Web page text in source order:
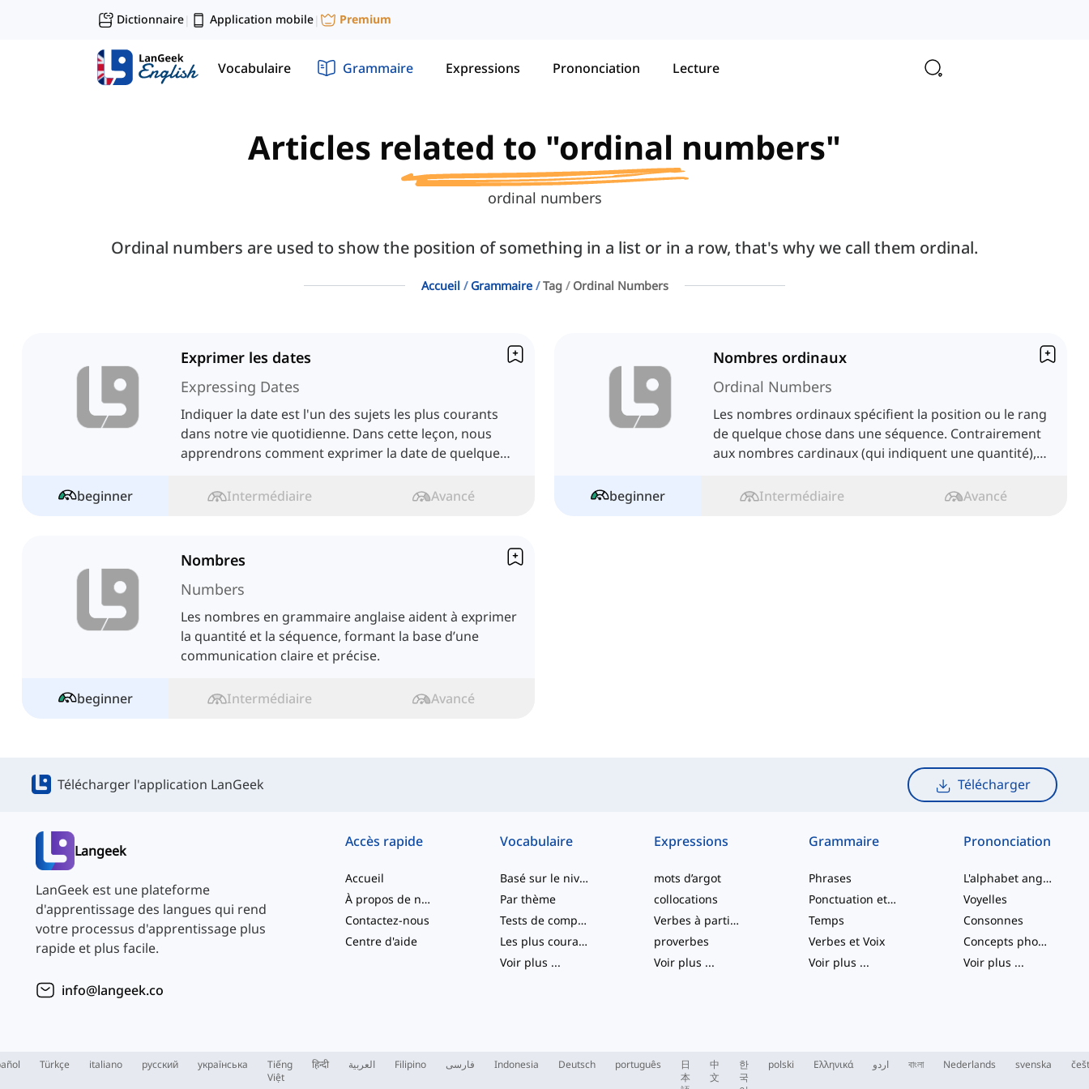
Dictionnaire| Application mobile| Premium
Vocabulaire Grammaire Expressions Prononciation Lecture
Articles related to "ordinal numbers"
ordinal numbers
Ordinal numbers are used to show the position of something in a list or in a row, that's why we call them ordinal.
Accueil Grammaire Tag Ordinal Numbers
Exprimer les dates
Expressing Dates
Indiquer la date est l'un des sujets les plus courants
dans notre vie quotidienne. Dans cette leçon, nous
apprendrons comment exprimer la date de quelque
beginner
Intermédiaire Avancé
Nombres ordinaux
Ordinal Numbers
Les nombres ordinaux spécifient la position ou le rang
de quelque chose dans une séquence. Contrairement
aux nombres cardinaux (qui indiquent une quantité),
beginner
Intermédiaire Avancé
Nombres
Numbers
Les nombres en grammaire anglaise aident à exprimer
la quantité et la séquence, formant la base d’une
communication claire et précise.
beginner Intermédiaire Avancé
Télécharger l'application LanGeek Télécharger
Langeek
LanGeek est une plateforme
d'apprentissage des langues qui rend
votre processus d'apprentissage plus
rapide et plus facile.
info@langeek.co
Accès rapide
Accueil
À propos de nous
Contactez-nous
Centre d'aide
Vocabulaire
Basé sur le niveau
Par thème
Tests de compétence
Les plus courants
Voir plus ...
Expressions
mots d’argot
collocations
Verbes à particule
proverbes
Voir plus ...
Grammaire
Phrases
Ponctuation et Orthographe
Temps
Verbes et Voix
Voir plus ...
Prononciation
L'alphabet anglais
Voyelles
Consonnes
Concepts phonologiques
Voir plus ...
Türkçe italiano русский українська
Tiếng
Việt
हिन्दी العربية Filipino فارسی Indonesia Deutsch português
日
本
中
文
한
국
polski Ελληνικά اردو বাংলা Nederlands svenska